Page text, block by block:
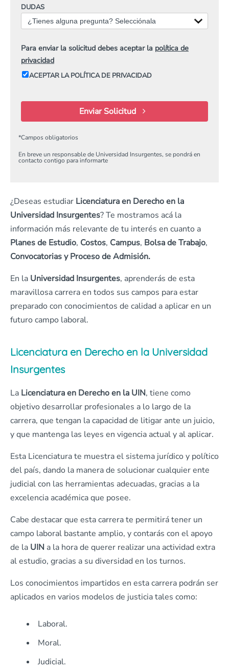
DUDAS
¿Tienes alguna pregunta? Selecciónala
Para enviar la solicitud debes aceptar la política de
privacidad
ACEPTAR LA POLÍTICA DE PRIVACIDAD
Enviar Solicitud
*Campos obligatorios
En breve un responsable de Universidad Insurgentes, se pondrá en
contacto contigo para informarte
¿Deseas estudiar Licenciatura en Derecho en la
Universidad Insurgentes? Te mostramos acá la
información más relevante de tu interés en cuanto a
Planes de Estudio, Costos, Campus, Bolsa de Trabajo,
Convocatorias y Proceso de Admisión.
En la Universidad Insurgentes, aprenderás de esta
maravillosa carrera en todos sus campos para estar
preparado con conocimientos de calidad a aplicar en un
futuro campo laboral.
Licenciatura en Derecho en la Universidad
Insurgentes
La Licenciatura en Derecho en la UIN, tiene como
objetivo desarrollar profesionales a lo largo de la
carrera, que tengan la capacidad de litigar ante un juicio,
y que mantenga las leyes en vigencia actual y al aplicar.
Esta Licenciatura te muestra el sistema jurídico y político
del país, dando la manera de solucionar cualquier ente
judicial con las herramientas adecuadas, gracias a la
excelencia académica que posee.
Cabe destacar que esta carrera te permitirá tener un
campo laboral bastante amplio, y contarás con el apoyo
de la UIN a la hora de querer realizar una actividad extra
al estudio, gracias a su diversidad en los turnos.
Los conocimientos impartidos en esta carrera podrán ser
aplicados en varios modelos de justicia tales como:
Laboral.
Moral.
Judicial.